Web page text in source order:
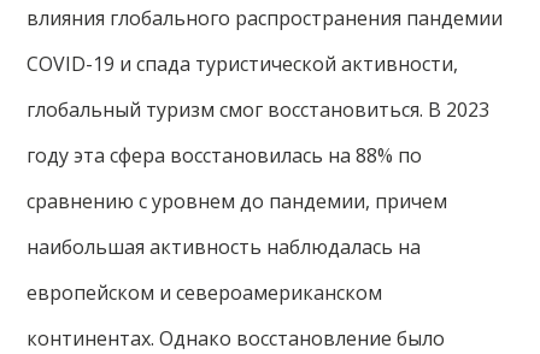
влияния глобального распространения пандемии
COVID-19 и спада туристической активности,
глобальный туризм смог восстановиться. В 2023
году эта сфера восстановилась на 88% по
сравнению с уровнем до пандемии, причем
наибольшая активность наблюдалась на
европейском и североамериканском
континентах. Однако восстановление было